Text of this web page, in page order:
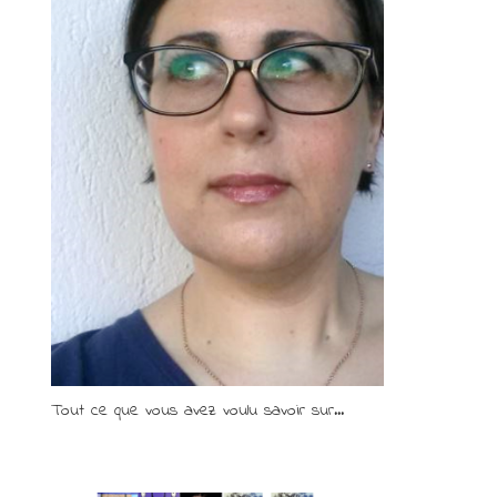
Tout ce que vous avez voulu savoir sur...